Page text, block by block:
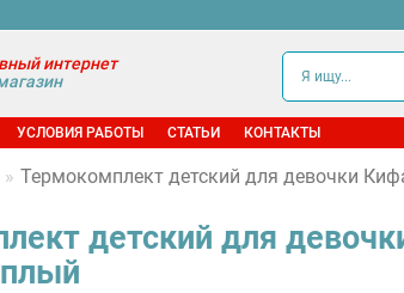
интернет
УСЛОВИЯ РАБОТЫ СТАТЬИ КОНТАКТЫ
Термокомплект детский для девочки
детский для